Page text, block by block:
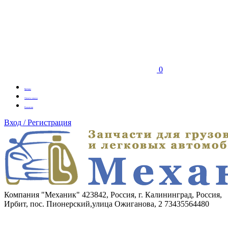
0
Бренды
Оплата заказа
Вакансии
Вход / Регистрация
Компания "Механик" 423842, Россия, г. Калининград, Россия,
Ирбит, пос. Пионерский,улица Ожиганова, 2 73435564480